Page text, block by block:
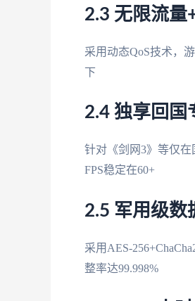
2.3 无限流量
采用动态QoS技术，
下
2.4 独享回国
针对《剑网3》等仅
FPS稳定在60+
2.5 军用级数
采用AES-
整率达99.998%